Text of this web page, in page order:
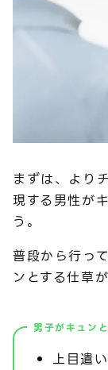
まずは、より
現する男性が
う。
普段から行っ
ンとする仕草
男子がキュン
上目遣い